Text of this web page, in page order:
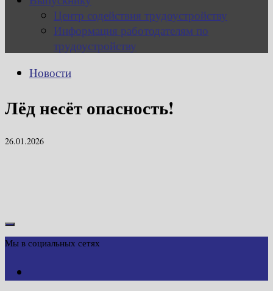
Центр содействия трудоустройству
Информация работодателям по
трудоустройству
Новости
Лёд несёт опасность!
26.01.2026
Мы в социальных сетях